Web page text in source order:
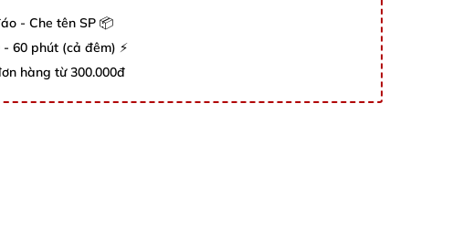
- Che tên SP 📦
60 phút (cả đêm) ⚡
hàng từ 300.000đ